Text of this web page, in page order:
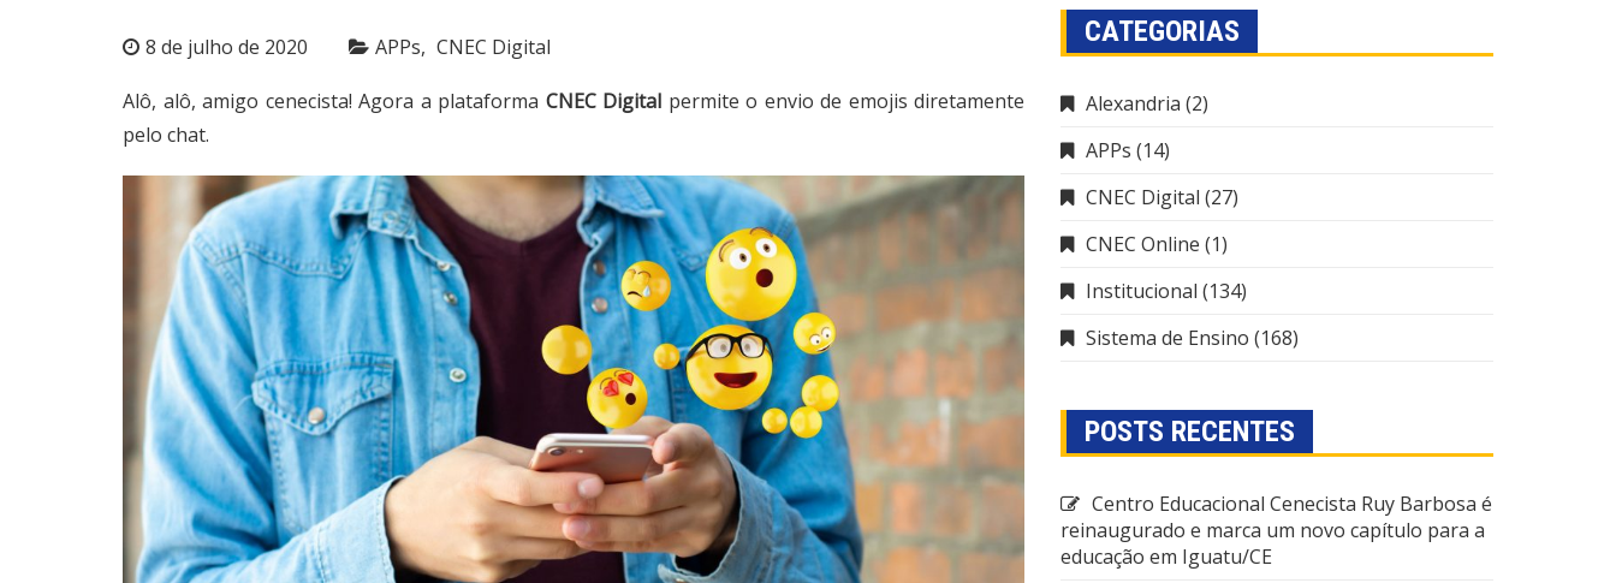
8 de julho de 2020 APPs CNEC Digital
Alô, alô, amigo cenecista! Agora a plataforma CNEC Digital permite o envio de emojis diretamente
pelo chat.
CATEGORIAS
Alexandria (2)
APPs (14)
CNEC Digital (27)
CNEC Online (1)
Institucional (134)
Sistema de Ensino (168)
POSTS RECENTES
Centro Educacional Cenecista Ruy Barbosa é
reinaugurado e marca um novo capítulo para a
educação em Iguatu/CE